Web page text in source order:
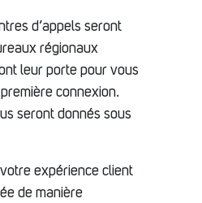
d’appels seront
régionaux
leur porte pour vous
connexion.
seront donnés sous
expérience client
de manière